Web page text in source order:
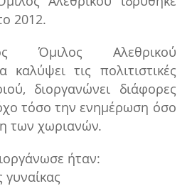
2012.
Όμιλος Αλεθρικού
τις πολιτιστικές
διοργανώνει διάφορες
τόσο την ενημέρωση όσο
των χωριανών.
ήταν:
γυναίκας